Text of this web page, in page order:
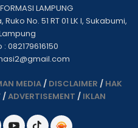
LAMPUNG
No. 51 RT 01 LK I, Sukabumi,
082179616150
MEDIA/ DISCLAIMER / HAK
/ADVERTISEMENT / IKLAN